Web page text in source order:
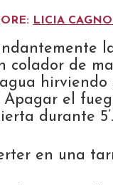
LICIA
colador de
hirviendo
Apagar el
durante 5’.
en una